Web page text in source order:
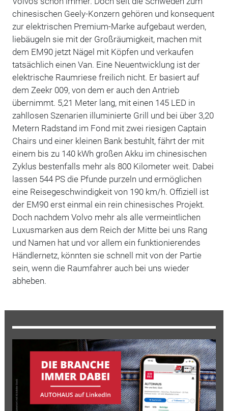
chinesischen Geely-Konzern gehören und konsequent
zur elektrischen Premium-Marke aufgebaut werden,
liebäugeln sie mit der Großräumigkeit, machen mit
dem EM90 jetzt Nägel mit Köpfen und verkaufen
tatsächlich einen Van. Eine Neuentwicklung ist der
elektrische Raumriese freilich nicht. Er basiert auf
dem Zeekr 009, von dem er auch den Antrieb
übernimmt. 5,21 Meter lang, mit einen 145 LED in
zahllosen Szenarien illuminierte Grill und bei über 3,20
Metern Radstand im Fond mit zwei riesigen Captain
Chairs und einer kleinen Bank bestuhlt, fährt der mit
einem bis zu 140 kWh großen Akku im chinesischen
Zyklus bestenfalls mehr als 800 Kilometer weit. Dabei
lassen 544 PS die Pfunde purzeln und ermöglichen
eine Reisegeschwindigkeit von 190 km/h. Offiziell ist
der EM90 erst einmal ein rein chinesisches Projekt.
Doch nachdem Volvo mehr als alle vermeintlichen
Luxusmarken aus dem Reich der Mitte bei uns Rang
und Namen hat und vor allem ein funktionierendes
Händlernetz, könnten sie schnell mit von der Partie
sein, wenn die Raumfahrer auch bei uns wieder
abheben.